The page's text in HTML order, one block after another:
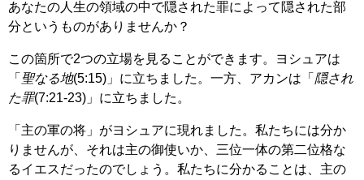
あなたの人生の領域の中で隠された罪によって隠された部
分というものがありませんか？
この箇所で2つの立場を見ることができます。ヨシュアは
「 聖なる地(5:15)」に立ちました。一方、アカンは「 隠され
た罪(7:21-23)」に立ちました。
「主の軍の将」がヨシュアに現れました。私たちには分か
りませんが、それは主の御使いか、三位一体の第二位格な
るイエスだったのでしょう。私たちに分かることは、主の